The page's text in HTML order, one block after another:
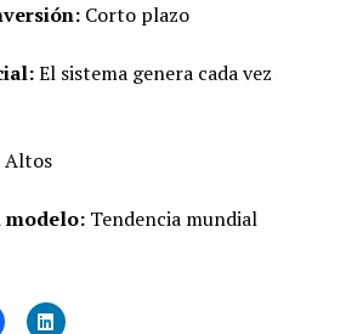
Corto plazo
El sistema genera cada vez
Altos
modelo: Tendencia mundial